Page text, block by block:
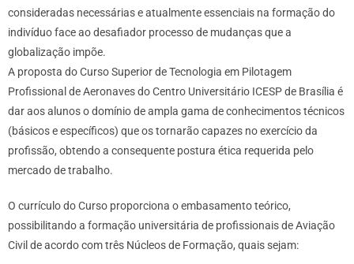
consideradas necessárias e atualmente essenciais na formação do
indivíduo face ao desafiador processo de mudanças que a
globalização impõe.
A proposta do Curso Superior de Tecnologia em Pilotagem
Profissional de Aeronaves do Centro Universitário ICESP de Brasília é
dar aos alunos o domínio de ampla gama de conhecimentos técnicos
(básicos e específicos) que os tornarão capazes no exercício da
profissão, obtendo a consequente postura ética requerida pelo
mercado de trabalho.
O currículo do Curso proporciona o embasamento teórico,
possibilitando a formação universitária de profissionais de Aviação
Civil de acordo com três Núcleos de Formação, quais sejam: